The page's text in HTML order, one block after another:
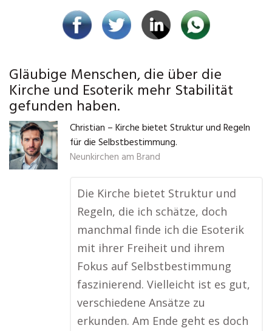
Gläubige Menschen, die über die
Kirche und Esoterik mehr Stabilität
gefunden haben.
Christian – Kirche bietet Struktur und Regeln
für die Selbstbestimmung.
Neunkirchen am Brand
Die Kirche bietet Struktur und
Regeln, die ich schätze, doch
manchmal finde ich die Esoterik
mit ihrer Freiheit und ihrem
Fokus auf Selbstbestimmung
faszinierend. Vielleicht ist es gut,
verschiedene Ansätze zu
erkunden. Am Ende geht es doch